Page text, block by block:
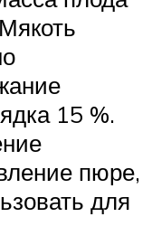
15 %.
пюре,
для